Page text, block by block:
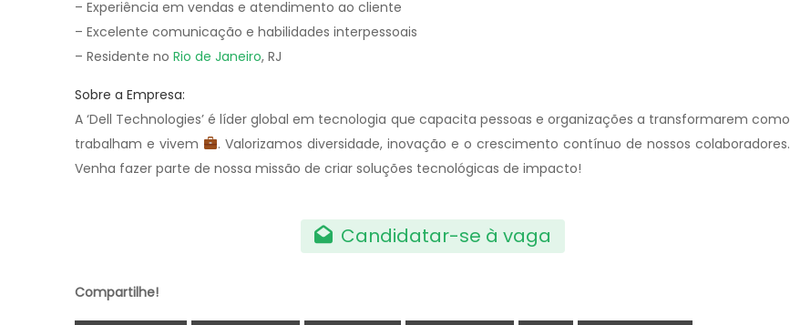
– Experiência em vendas e atendimento ao cliente
– Excelente comunicação e habilidades interpessoais
– Residente no Rio de Janeiro, RJ
Sobre a Empresa:
A ‘Dell Technologies’ é líder global em tecnologia que capacita pessoas e organizações a transformarem como
trabalham e vivem
. Valorizamos diversidade, inovação e o crescimento contínuo de nossos colaboradores.
Venha fazer parte de nossa missão de criar soluções tecnológicas de impacto!
Candidatar-se à vaga
Compartilhe!